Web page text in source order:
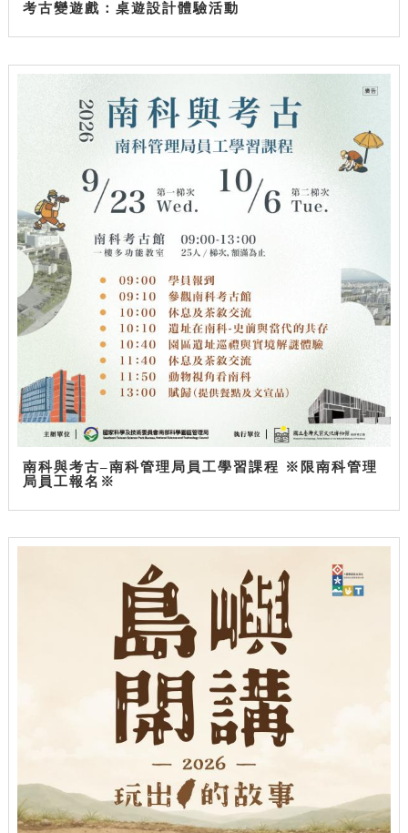
考古變遊戲：桌遊設計體驗活動
南科與考古–南科管理局員工學習課程 ※限南科管理
局員工報名※